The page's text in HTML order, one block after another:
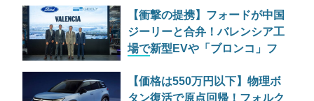
【衝撃の提携】フォードが中国
ジーリーと合弁！バレンシア工
場で新型EVや「ブロンコ」フ
【価格は550万円以下】物理ボ
タン復活で原点回帰！フォルク